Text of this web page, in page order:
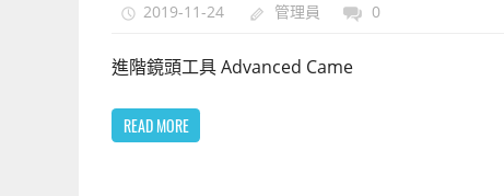
2019-11-24 管理員 0
進階鏡頭工具 Advanced Came
READ MORE